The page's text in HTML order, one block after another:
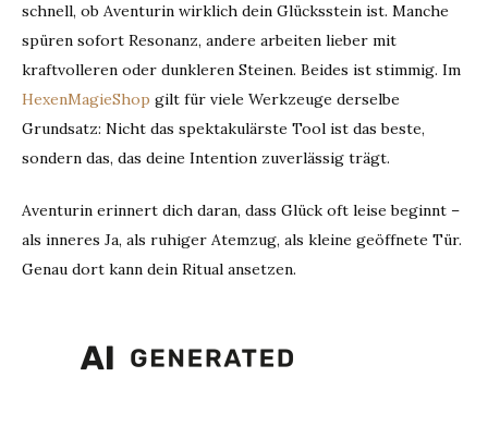
schnell, ob Aventurin wirklich dein Glücksstein ist. Manche
spüren sofort Resonanz, andere arbeiten lieber mit
kraftvolleren oder dunkleren Steinen. Beides ist stimmig. Im
HexenMagieShop gilt für viele Werkzeuge derselbe
Grundsatz: Nicht das spektakulärste Tool ist das beste,
sondern das, das deine Intention zuverlässig trägt.
Aventurin erinnert dich daran, dass Glück oft leise beginnt –
als inneres Ja, als ruhiger Atemzug, als kleine geöffnete Tür.
Genau dort kann dein Ritual ansetzen.